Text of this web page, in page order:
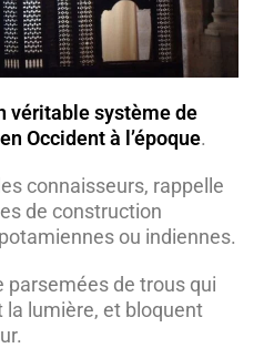
véritable système de
Occident à l’époque.
connaisseurs, rappelle
de construction
ou indiennes.
parsemées de trous qui
la lumière, et bloquent